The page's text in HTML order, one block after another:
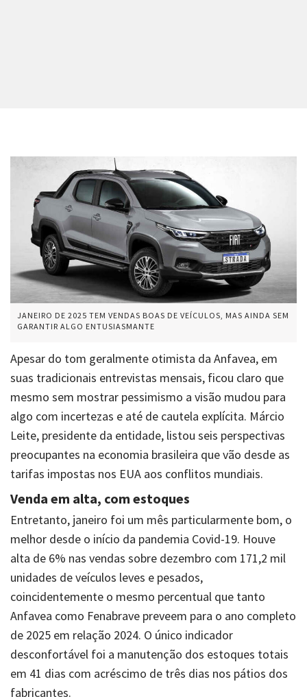
JANEIRO DE 2025 TEM VENDAS BOAS DE VEÍCULOS, MAS AINDA SEM
GARANTIR ALGO ENTUSIASMANTE
Apesar do tom geralmente otimista da Anfavea, em
suas tradicionais entrevistas mensais, ficou claro que
mesmo sem mostrar pessimismo a visão mudou para
algo com incertezas e até de cautela explícita. Márcio
Leite, presidente da entidade, listou seis perspectivas
preocupantes na economia brasileira que vão desde as
tarifas impostas nos EUA aos conflitos mundiais.
Venda em alta, com estoques
Entretanto, janeiro foi um mês particularmente bom, o
melhor desde o início da pandemia Covid-19. Houve
alta de 6% nas vendas sobre dezembro com 171,2 mil
unidades de veículos leves e pesados,
coincidentemente o mesmo percentual que tanto
Anfavea como Fenabrave preveem para o ano completo
de 2025 em relação 2024. O único indicador
desconfortável foi a manutenção dos estoques totais
em 41 dias com acréscimo de três dias nos pátios dos
fabricantes.